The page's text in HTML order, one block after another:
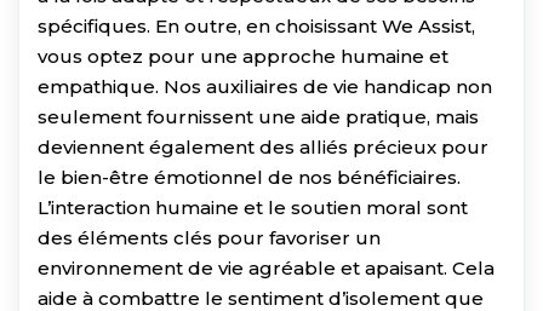
spécifiques. En outre, en choisissant We Assist,
vous optez pour une approche humaine et
empathique. Nos auxiliaires de vie handicap non
seulement fournissent une aide pratique, mais
deviennent également des alliés précieux pour
le bien-être émotionnel de nos bénéficiaires.
L’interaction humaine et le soutien moral sont
des éléments clés pour favoriser un
environnement de vie agréable et apaisant. Cela
aide à combattre le sentiment d’isolement que